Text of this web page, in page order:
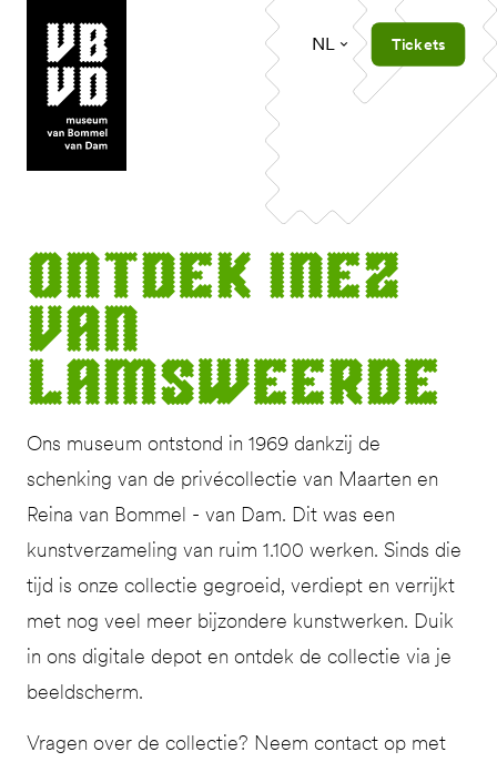
museum van Bommel van Dam
NL Tickets
Ont­dek Inez
van
Lamsweerde
Ons museum ontstond in 1969 dankzij de
schenking van de privécollectie van Maarten en
Reina van Bommel - van Dam. Dit was een
kunstverzameling van ruim 1.100 werken. Sinds die
tijd is onze collectie gegroeid, verdiept en verrijkt
met nog veel meer bijzondere kunstwerken. Duik
in ons digitale depot en ontdek de collectie via je
beeldscherm.
Vragen over de collectie? Neem contact op met